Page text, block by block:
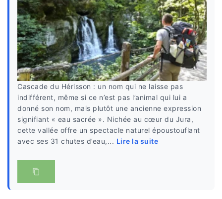
Cascade du Hérisson : un nom qui ne laisse pas
indifférent, même si ce n’est pas l’animal qui lui a
donné son nom, mais plutôt une ancienne expression
signifiant « eau sacrée ». Nichée au cœur du Jura,
cette vallée offre un spectacle naturel époustouflant
avec ses 31 chutes d’eau,... Lire la suite